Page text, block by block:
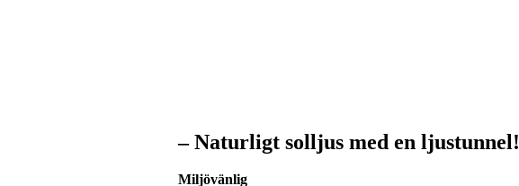
– Naturligt solljus med en ljustunnel!
Miljövänlig